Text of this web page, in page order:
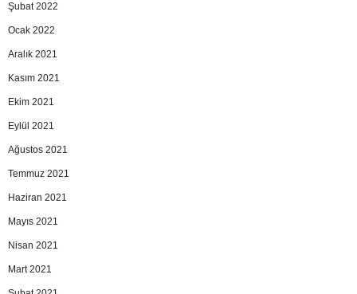
Şubat 2022
Ocak 2022
Aralık 2021
Kasım 2021
Ekim 2021
Eylül 2021
Ağustos 2021
Temmuz 2021
Haziran 2021
Mayıs 2021
Nisan 2021
Mart 2021